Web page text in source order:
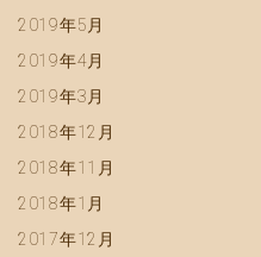
2019年5月
2019年4月
2019年3月
2018年12月
2018年11月
2018年1月
2017年12月